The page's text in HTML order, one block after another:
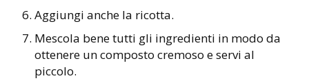
Aggiungi anche la ricotta.
Mescola bene tutti gli ingredienti in modo da
ottenere un composto cremoso e servi al
piccolo.